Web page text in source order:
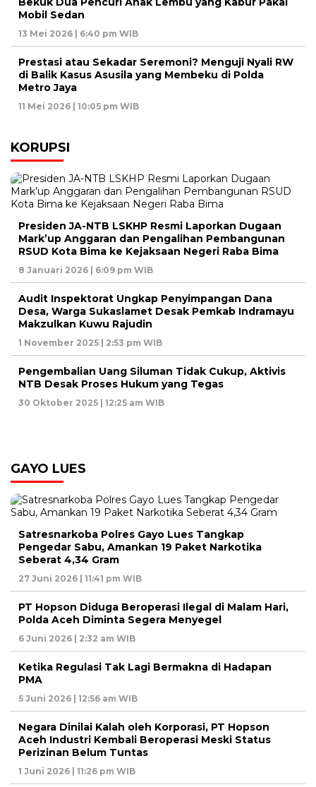
Mobil Sedan
13 Mei 2026 | 6:40 pm WIB
Prestasi atau Sekadar Seremoni? Menguji Nyali RW
di Balik Kasus Asusila yang Membeku di Polda
Metro Jaya
11 Mei 2026 | 10:05 pm WIB
KORUPSI
Presiden JA-NTB LSKHP Resmi Laporkan Dugaan
Mark’up Anggaran dan Pengalihan Pembangunan
RSUD Kota Bima ke Kejaksaan Negeri Raba Bima
8 Januari 2026 | 6:09 pm WIB
Audit Inspektorat Ungkap Penyimpangan Dana
Desa, Warga Sukaslamet Desak Pemkab Indramayu
Makzulkan Kuwu Rajudin
1 November 2025 | 2:53 pm WIB
Pengembalian Uang Siluman Tidak Cukup, Aktivis
NTB Desak Proses Hukum yang Tegas
30 Oktober 2025 | 12:25 am WIB
GAYO LUES
Satresnarkoba Polres Gayo Lues Tangkap
Pengedar Sabu, Amankan 19 Paket Narkotika
Seberat 4,34 Gram
27 Juni 2026 | 11:41 pm WIB
PT Hopson Diduga Beroperasi Ilegal di Malam Hari,
Polda Aceh Diminta Segera Menyegel
6 Juni 2026 | 2:32 am WIB
Ketika Regulasi Tak Lagi Bermakna di Hadapan
PMA
5 Juni 2026 | 12:56 am WIB
Negara Dinilai Kalah oleh Korporasi, PT Hopson
Aceh Industri Kembali Beroperasi Meski Status
Perizinan Belum Tuntas
1 Juni 2026 | 11:26 pm WIB